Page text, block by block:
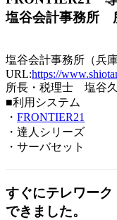
塩谷会計事務所
塩谷会計事務所（兵庫
URL:https://
所長・税理士 塩谷
■利用システム
・ FRONTIER21
・達人シリーズ
・サーバセット
すぐにテレワー
できました。